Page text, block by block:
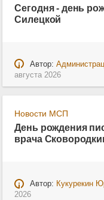
Сегодня - день
Силецкой
Автор:
августа 2026
Новости МСП
День рождения
врача
Автор: Кукурекин
2026